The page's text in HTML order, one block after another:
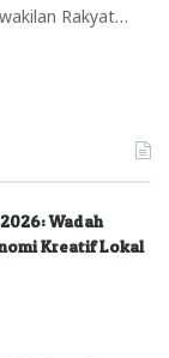
Rakyat…
Wadah
Kreatif Lokal